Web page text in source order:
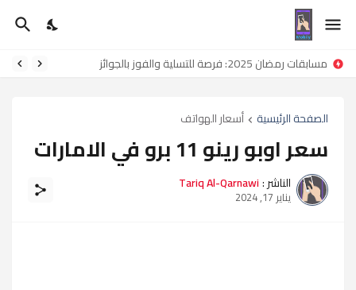
مسابقات رمضان 2025: فرصة للتسلية والفوز بالجوائز
الصفحة الرئيسية أسعار الهواتف
سعر اوبو رينو 11 برو في الامارات
الناشر :Tariq Al-Qarnawi
يناير 17, 2024